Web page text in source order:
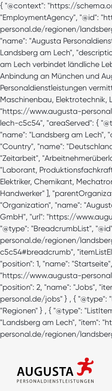
{ "@context": "https://
"EmploymentAgency", "@id":
personal.de/regionen/
"name": "Augusta
Landsberg am Lech",
am Lech verbindet ländliche
Anbindung an München und
Personaldienstleistungen
Maschinenbau, Elektrotechnik,
"https://www.augusta-
lech-c5c54", "areaServed": {
"name": "Landsberg am Lech",
"Country", "name":
"Zeitarbeit",
"Laborant,
Elektriker, Chemikant,
Handwerker" ],
"Organization", "name":
GmbH", "url": "https://
"@type": "BreadcrumbList",
personal.de/regionen/
c5c54#breadcrumb",
"position": 1, "name":
"https://www.augusta-
"position": 2, "name": "Jobs",
personal.de/jobs" } , { "@type":
"Regionen" } , { "@type":
"Landsberg am Lech", "item":
personal.de/regionen/